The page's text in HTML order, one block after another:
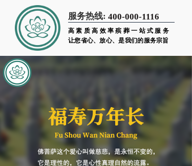
服务热线: 400-000-1116
高素质高效率殡葬一站式服务
让您省心、放心、是我们的服务宗旨